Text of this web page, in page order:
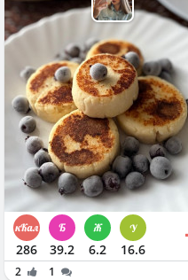
286 39.2 6.2 16.6
2
1